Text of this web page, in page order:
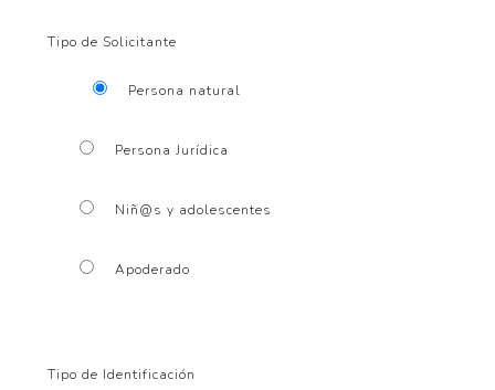
Tipo de Solicitante
Persona natural
Persona Jurídica
Niñ@s y adolescentes
Apoderado
Tipo de Identificación